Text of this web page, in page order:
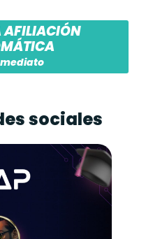
AFILIACIÓN
sociales